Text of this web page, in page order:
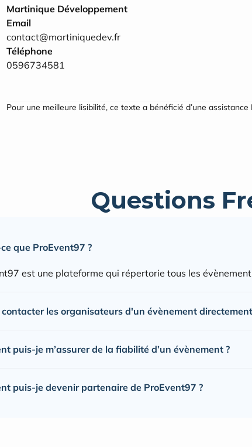
Martinique Développement
Email
contact@martiniquedev.fr
Téléphone
0596734581
Pour une meilleure lisibilité, ce texte a bénéficié d’une
Questions
ce que ProEvent97 ?
est une plateforme qui répertorie tous les
les organisateurs d'un évènement
puis-je m’assurer de la fiabilité d’un évènement ?
puis-je devenir partenaire de ProEvent97 ?